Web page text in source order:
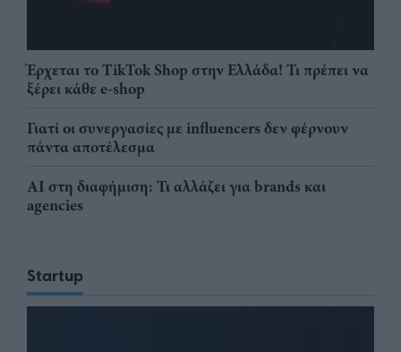
Έρχεται το TikTok Shop στην Ελλάδα! Τι πρέπει να
ξέρει κάθε e-shop
Γιατί οι συνεργασίες με influencers δεν φέρνουν
πάντα αποτέλεσμα
AI στη διαφήμιση: Τι αλλάζει για brands και
agencies
Startup